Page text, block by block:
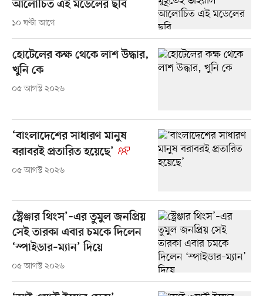
আলোচিত এই মডেলের ছবি
১০ ঘণ্টা আগে
হোটেলের কক্ষ থেকে লাশ উদ্ধার,
খুনি কে
০৫ আগস্ট ২০২৬
‘বাংলাদেশের সাধারণ মানুষ
বরাবরই প্রতারিত হয়েছে’
০৫ আগস্ট ২০২৬
স্ট্রেঞ্জার থিংস’–এর তুমুল জনপ্রিয়
সেই তারকা এবার চমকে দিলেন
‘স্পাইডার–ম্যান’ দিয়ে
০৫ আগস্ট ২০২৬